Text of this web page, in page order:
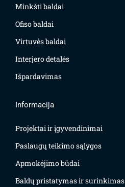
Minkšti baldai
Ofiso baldai
Virtuvės baldai
Interjero detalės
Išpardavimas
Informacija
Projektai ir įgyvendinimai
Paslaugų teikimo sąlygos
Apmokėjimo būdai
Baldų pristatymas ir surinkimas